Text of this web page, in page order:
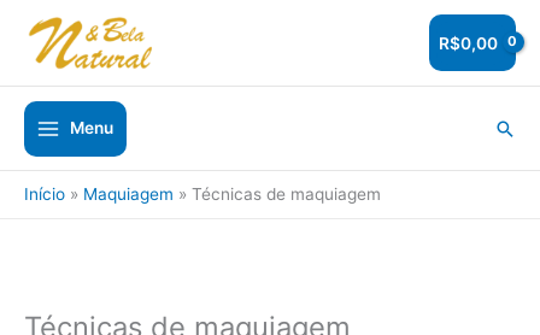
para
conteúdo
R$0,00
Menu
Início Maquiagem Técnicas de maquiagem
Técnicas de maquiagem